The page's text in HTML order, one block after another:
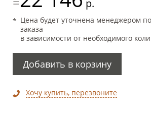
р.
Цена будет уточнена менеджером
заказа
в зависимости от необходимого
Добавить в корзину
Хочу купить, перезвоните